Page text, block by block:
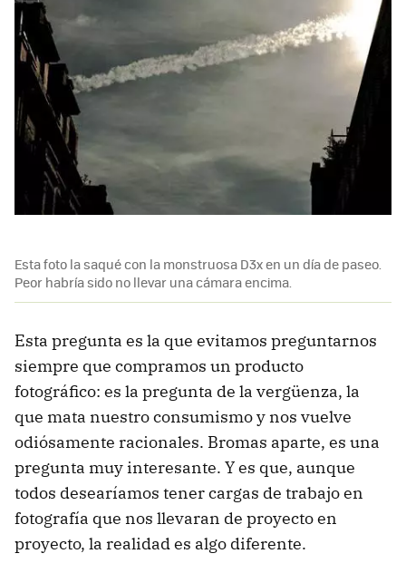
Esta foto la saqué con la monstruosa D3x en un día de paseo.
Peor habría sido no llevar una cámara encima.
Esta pregunta es la que evitamos preguntarnos
siempre que compramos un producto
fotográfico: es la pregunta de la vergüenza, la
que mata nuestro consumismo y nos vuelve
odiósamente racionales. Bromas aparte, es una
pregunta muy interesante. Y es que, aunque
todos desearíamos tener cargas de trabajo en
fotografía que nos llevaran de proyecto en
proyecto, la realidad es algo diferente.